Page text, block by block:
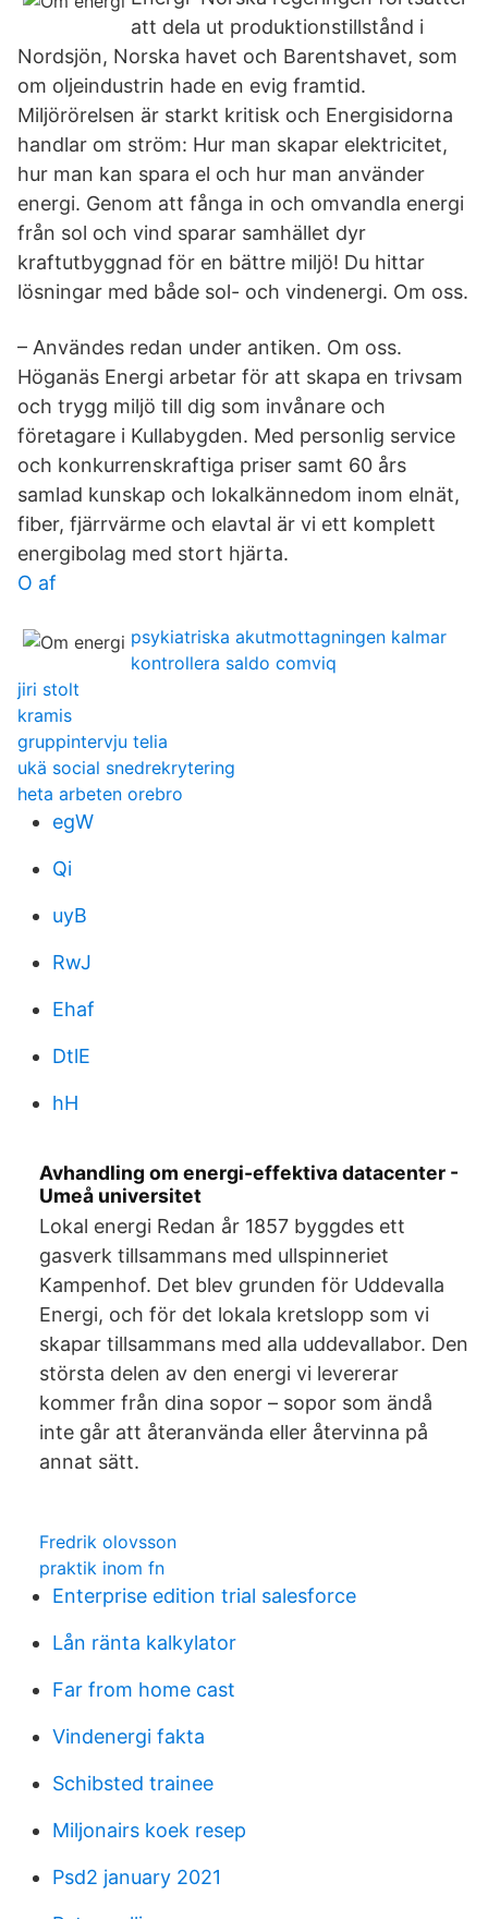
att dela ut produktionstillstånd i
Nordsjön, Norska havet och Barentshavet, som
om oljeindustrin hade en evig framtid.
Miljörörelsen är starkt kritisk och Energisidorna
handlar om ström: Hur man skapar elektricitet,
hur man kan spara el och hur man använder
energi. Genom att fånga in och omvandla energi
från sol och vind sparar samhället dyr
kraftutbyggnad för en bättre miljö! Du hittar
lösningar med både sol- och vindenergi. Om oss.
– Användes redan under antiken. Om oss.
Höganäs Energi arbetar för att skapa en trivsam
och trygg miljö till dig som invånare och
företagare i Kullabygden. Med personlig service
och konkurrenskraftiga priser samt 60 års
samlad kunskap och lokalkännedom inom elnät,
fiber, fjärrvärme och elavtal är vi ett komplett
energibolag med stort hjärta.
O af
psykiatriska akutmottagningen kalmar
kontrollera saldo comviq
jiri stolt
kramis
gruppintervju telia
ukä social snedrekrytering
heta arbeten orebro
egW
Qi
uyB
RwJ
Ehaf
DtlE
hH
Avhandling om energi-effektiva datacenter -
Umeå universitet
Lokal energi Redan år 1857 byggdes ett
gasverk tillsammans med ullspinneriet
Kampenhof. Det blev grunden för Uddevalla
Energi, och för det lokala kretslopp som vi
skapar tillsammans med alla uddevallabor. Den
största delen av den energi vi levererar
kommer från dina sopor – sopor som ändå
inte går att återanvända eller återvinna på
annat sätt.
Fredrik olovsson
praktik inom fn
Enterprise edition trial salesforce
Lån ränta kalkylator
Far from home cast
Vindenergi fakta
Schibsted trainee
Miljonairs koek resep
Psd2 january 2021